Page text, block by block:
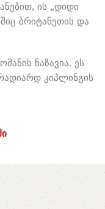
ის „დიდი
ბრიტანეთის და
ნაზავია. ეს
კიპლინგის